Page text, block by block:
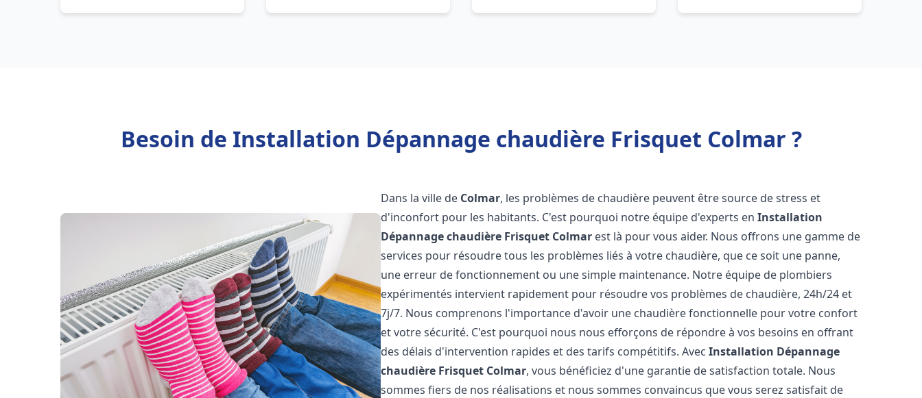
Besoin de Installation Dépannage chaudière Frisquet Colmar ?
Dans la ville de Colmar, les problèmes de chaudière peuvent être source de stress et
d'inconfort pour les habitants. C'est pourquoi notre équipe d'experts enInstallation
Dépannage chaudière Frisquet Colmar est là pour vous aider. Nous offrons une gamme de
services pour résoudre tous les problèmes liés à votre chaudière, que ce soit une panne,
une erreur de fonctionnement ou une simple maintenance. Notre équipe de plombiers
expérimentés intervient rapidement pour résoudre vos problèmes de chaudière, 24h/24 et
7j/7. Nous comprenons l'importance d'avoir une chaudière fonctionnelle pour votre confort
et votre sécurité. C'est pourquoi nous nous efforçons de répondre à vos besoins en offrant
des délais d'intervention rapides et des tarifs compétitifs. AvecInstallation Dépannage
chaudière Frisquet Colmar, vous bénéficiez d'une garantie de satisfaction totale. Nous
sommes fiers de nos réalisations et nous sommes convaincus que vous serez satisfait de